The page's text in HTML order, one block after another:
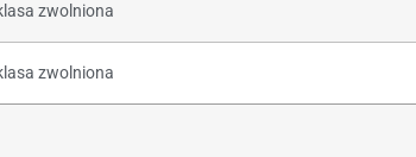
zwolniona
zwolniona